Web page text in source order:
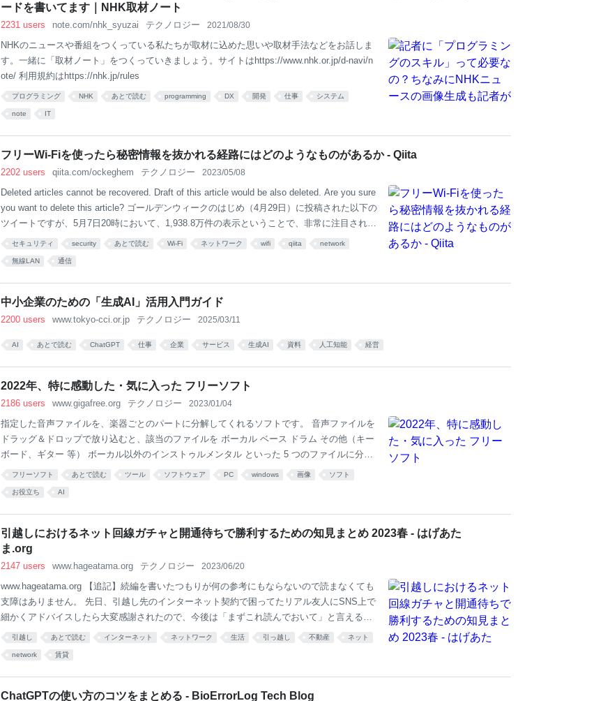
ードを書いてます｜NHK取材ノート
2231 users note.com/nhk_syuzai テクノロジー 2021/08/30
NHKのニュースや番組をつくっている私たちが取材に込めた思いや取材手法などをお話しま
す。一緒に「取材ノート」をつくっていきましょう。サイトはhttps://www.nhk.or.jp/d-navi/n
ote/ 利用規約はhttps://nhk.jp/rules
プログラミング NHK あとで読む programming DX 開発 仕事 システム
note IT
フリーWi-Fiを使ったら秘密情報を抜かれる経路にはどのようなものがあるか - Qiita
2202 users qiita.com/ockeghem テクノロジー 2023/05/08
Deleted articles cannot be recovered. Draft of this article would be also deleted. Are you sure
you want to delete this article? ゴールデンウィークのはじめ（4月29日）に投稿された以下の
ツイートですが、5月7日20時において、1,938.8万件の表示ということで、非常に注目されて
いることが分かります。 我が名はアシタカ！スタバのFreeWi-Fiを使いながら会社の機密情
のようにツイートしましたが、 これ入社試験の問題にしようかな。『
セキュリティ security あとで読む Wi-Fi ネットワーク wifi qiita network
無線LAN 通信
中小企業のための「生成AI」活用入門ガイド
2200 users www.tokyo-cci.or.jp テクノロジー 2025/03/11
AI あとで読む ChatGPT 仕事 企業 サービス 生成AI 資料 人工知能 経営
2022年、特に感動した・気に入った フリーソフト
2186 users www.gigafree.org テクノロジー 2023/01/04
指定した音声ファイルを、楽器ごとのパートに分解してくれるソフトです。 音声ファイルを
ドラッグ＆ドロップで放り込むと、該当のファイルを ボーカル ベース ドラム その他（キー
ボード、ギター 等） ボーカル以外のインストゥルメンタル といった 5 つのファイルに分解
してくれます。 処理を GPU（CUDA）で実行することもできます。
フリーソフト あとで読む ツール ソフトウェア PC windows 画像 ソフト
お役立ち AI
引越しにおけるネット回線ガチャと開通待ちで勝利するための知見まとめ 2023春 - はげあた
ま.org
2147 users www.hageatama.org テクノロジー 2023/06/20
www.hageatama.org 【追記】続編を書いたつもりが何の参考にもならないので読まなくても
支障はありません。 先日、引越し先のインターネット契約で困ってたリアル友人にSNS上で
細かくアドバイスしたら大変感謝されたので、今後は「まずこれ読んでおいて」と言えるよ
うな記事を書き残しておきます。 直近3年で3回引越し、プロバイダ利用4種の経験をまとめ
い？と言われて、確かにそう思ったので改訂。LANケーブルについての記述追加。 6/21（夜
追記）: 不動産屋さんと光コラボについて追記 【主張の概要】 光コンセントが元からある物
引越し あとで読む インターネット ネットワーク 生活 引っ越し 不動産 ネット
network 賃貸
ChatGPTの使い方のコツをまとめる - BioErrorLog Tech Blog